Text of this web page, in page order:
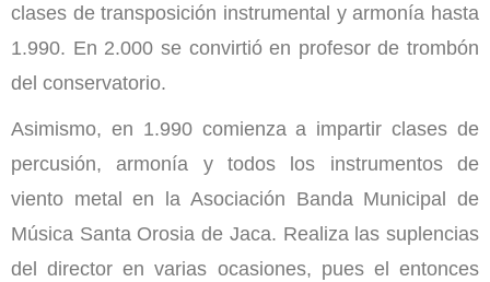
clases de transposición instrumental y armonía hasta
1.990. En 2.000 se convirtió en profesor de trombón
del conservatorio.
Asimismo, en 1.990 comienza a impartir clases de
percusión, armonía y todos los instrumentos de
viento metal en la Asociación Banda Municipal de
Música Santa Orosia de Jaca. Realiza las suplencias
del director en varias ocasiones, pues el entonces